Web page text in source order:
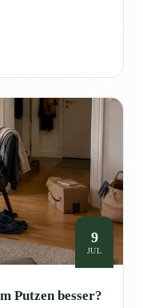
9
JUL
Putzen besser?